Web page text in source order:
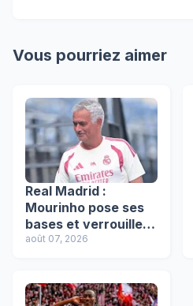
Vous pourriez aimer
Real Madrid :
Mourinho pose ses
bases et verrouille
ses 6 piliers
août 07, 2026